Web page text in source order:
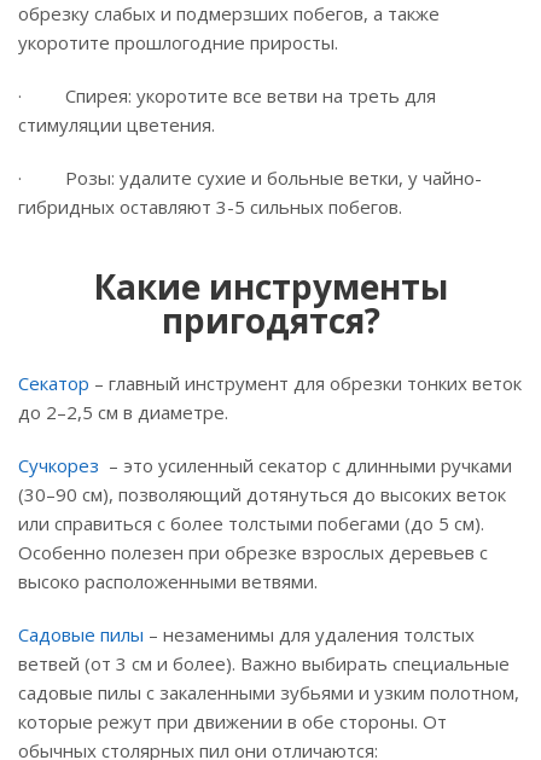
обрезку слабых и подмерзших побегов, а также
укоротите прошлогодние приросты.
· Спирея: укоротите все ветви на треть для
стимуляции цветения.
· Розы: удалите сухие и больные ветки, у чайно-
гибридных оставляют 3-5 сильных побегов.
Какие инструменты
пригодятся?
Секатор – главный инструмент для обрезки тонких веток
до 2–2,5 см в диаметре.
Сучкорез – это усиленный секатор с длинными ручками
(30–90 см), позволяющий дотянуться до высоких веток
или справиться с более толстыми побегами (до 5 см).
Особенно полезен при обрезке взрослых деревьев с
высоко расположенными ветвями.
Садовые пилы – незаменимы для удаления толстых
ветвей (от 3 см и более). Важно выбирать специальные
садовые пилы с закаленными зубьями и узким полотном,
которые режут при движении в обе стороны. От
обычных столярных пил они отличаются: